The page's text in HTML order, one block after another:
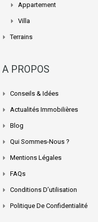
Appartement
Villa
Terrains
A PROPOS
Conseils & Idées
Actualités Immobilières
Blog
Qui Sommes-Nous ?
Mentions Légales
FAQs
Conditions D’utilisation
Politique De Confidentialité